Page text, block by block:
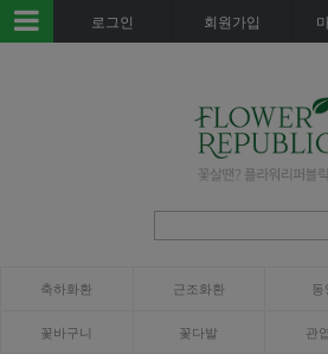
로그인 회원가입
축하화환 근조화환
꽃바구니 꽃다발 관